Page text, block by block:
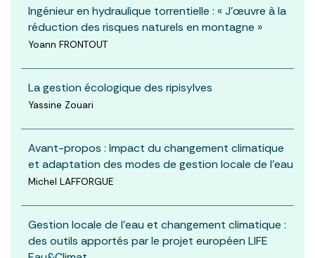
Ingénieur en hydraulique torrentielle : « J’œuvre à la
réduction des risques naturels en montagne »
Yoann FRONTOUT
La gestion écologique des ripisylves
Yassine Zouari
Avant-propos : Impact du changement climatique
et adaptation des modes de gestion locale de l’eau
Michel LAFFORGUE
Gestion locale de l’eau et changement climatique :
des outils apportés par le projet européen LIFE